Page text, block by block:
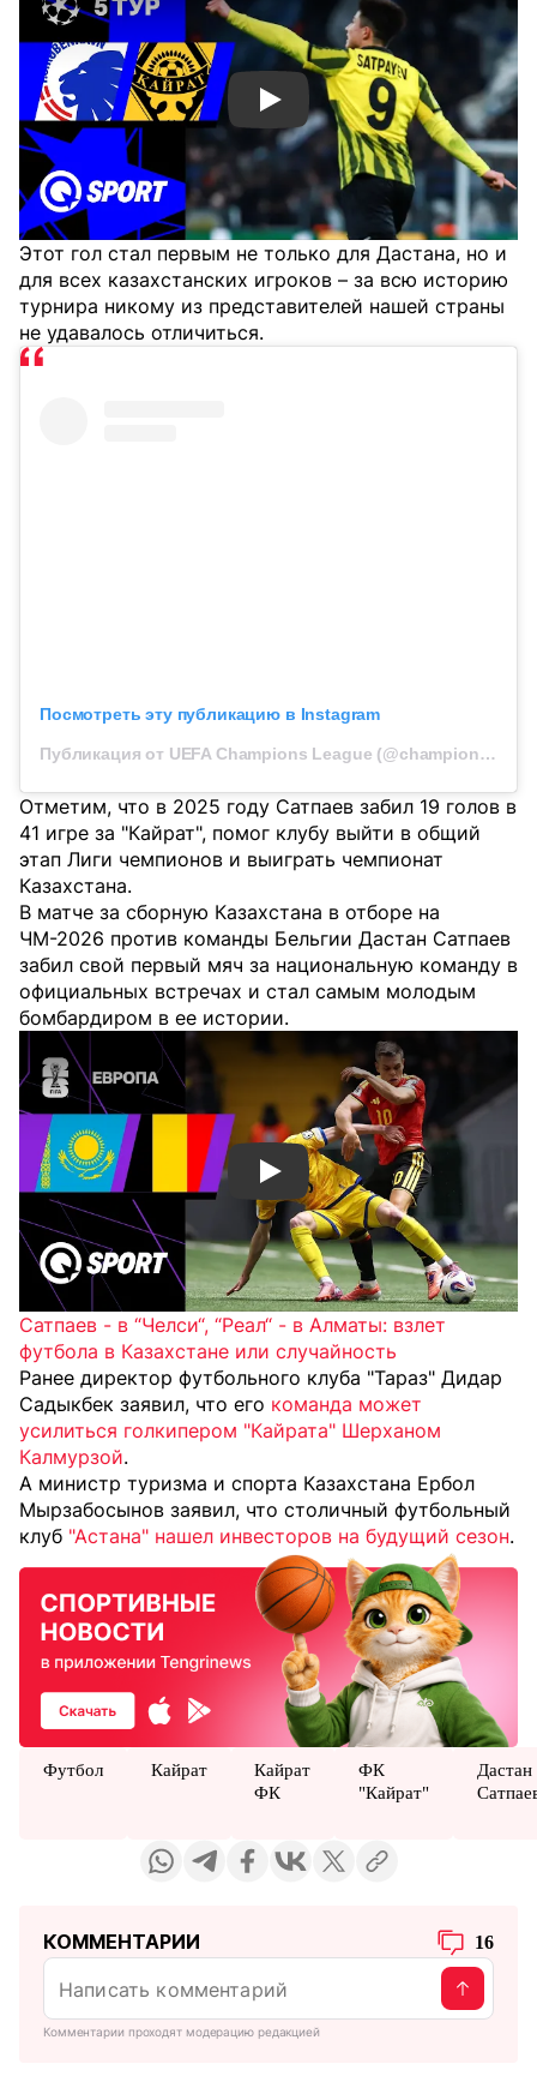
Смотреть видео YouTube
Этот гол стал первым не только для Дастана, но и
для всех казахстанских игроков – за всю историю
турнира никому из представителей нашей страны
не удавалось отличиться.
Посмотреть эту публикацию в Instagram
Публикация от UEFA Champions League (@championsleague)
Отметим, что в 2025 году Сатпаев забил 19 голов в
41 игре за "Кайрат", помог клубу выйти в общий
этап Лиги чемпионов и выиграть чемпионат
Казахстана.
В матче за сборную Казахстана в отборе на
ЧМ-2026 против команды Бельгии Дастан Сатпаев
забил свой первый мяч за национальную команду в
официальных встречах и стал самым молодым
бомбардиром в ее истории.
Смотреть видео YouTube
Сатпаев - в “Челси“, “Реал“ - в Алматы: взлет
футбола в Казахстане или случайность
Ранее директор футбольного клуба "Тараз" Дидар
Садыкбек заявил, что его команда может
усилиться голкипером "Кайрата" Шерханом
Калмурзой.
А министр туризма и спорта Казахстана Ербол
Мырзабосынов заявил, что столичный футбольный
клуб "Астана" нашел инвесторов на будущий сезон.
Футбол Кайрат
Кайрат
ФК
ФК
"Кайрат"
Дастан
КОММЕНТАРИИ 16
Комментарии проходят модерацию редакцией